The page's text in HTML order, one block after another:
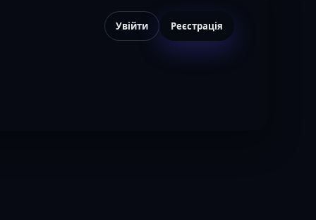
Увійти Реєстрація